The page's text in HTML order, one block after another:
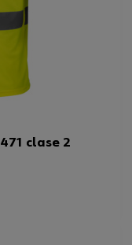
clase 2